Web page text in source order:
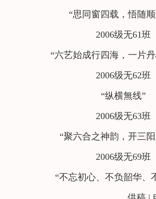
“思同窗四载，悟随
2006级无61班
“六艺始成行四海，一片
2006级无62班
“纵横無线”
2006级无63班
“聚六合之神韵，开三
2006级无69班
“不忘初心、不负韶华、